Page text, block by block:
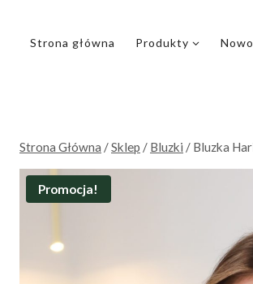
Strona główna Produkty
Strona Główna /Sklep / Bluzki / Bluzka
Promocja!